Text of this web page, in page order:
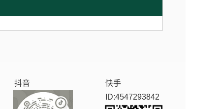
抖音
快手
ID:4547293842